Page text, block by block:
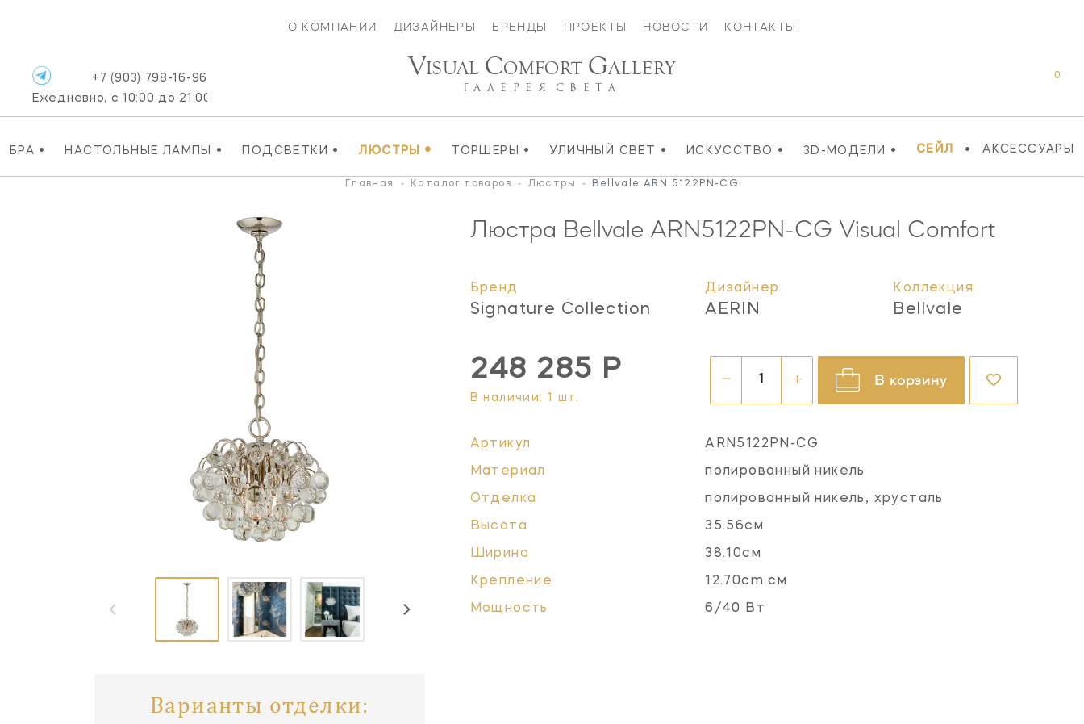
О КОМПАНИИ ДИЗАЙНЕРЫ БРЕНДЫ ПРОЕКТЫ НОВОСТИ КОНТАКТЫ
БРА • НАСТОЛЬНЫЕ ЛАМПЫ • ПОДСВЕТКИ • ЛЮСТРЫ • ТОРШЕРЫ • УЛИЧНЫЙ СВЕТ • ИСКУССТВО • 3D-МОДЕЛИ • СЕЙЛ • АКСЕССУАРЫ
+7 (903) 798-16-96
Ежедневно, с 10:00 до 21:00
0
VISUAL COMFORT GALLERY
ГАЛЕРЕЯ СВЕТА
Главная - Каталог товаров - Люстры - Bellvale ARN 5122PN-CG
Варианты отделки:
Люстра Bellvale ARN5122PN-CG Visual Comfort
Бренд
Signature Collection
Дизайнер
AERIN
Коллекция
Bellvale
248 285 Р
В наличии: 1 шт.
В корзину
Артикул ARN5122PN-CG
Материал полированный никель
Отделка полированный никель, хрусталь
Высота 35.56см
Ширина 38.10см
Крепление 12.70cm см
Мощность 6/40 Вт